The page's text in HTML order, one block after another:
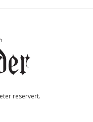
reservert.